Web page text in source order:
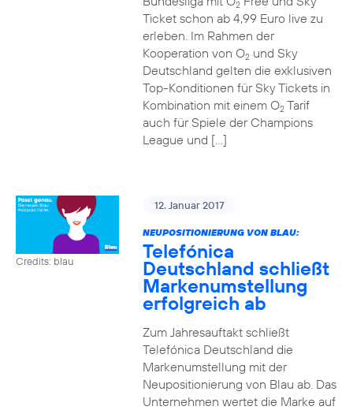
2
Ticket schon ab 4,99 Euro live zu
erleben. Im Rahmen der
Kooperation von O2und Sky
Deutschland gelten die exklusiven
Top-Konditionen für Sky Tickets in
Kombination mit einem O2Tarif
auch für Spiele der Champions
League und […]
Credits: blau
12. Januar 2017
NEUPOSITIONIERUNG VON BLAU:
Telefónica
Deutschland schließt
Markenumstellung
erfolgreich ab
Zum Jahresauftakt schließt
Telefónica Deutschland die
Markenumstellung mit der
Neupositionierung von Blau ab. Das
Unternehmen wertet die Marke auf